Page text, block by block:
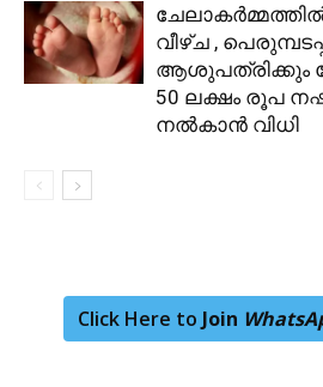
വീഴ്ച ,
ആശുപത്രിക്കും
50 ലക്ഷം രൂപ
നല്‍കാന്‍ വിധി
Click Here to Join